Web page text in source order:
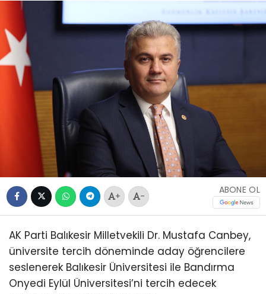
+ -
ABONE OL
AK Parti Balıkesir Milletvekili Dr. Mustafa Canbey,
üniversite tercih döneminde aday öğrencilere
seslenerek Balıkesir Üniversitesi ile Bandırma
Onyedi Eylül Üniversitesi’ni tercih edecek